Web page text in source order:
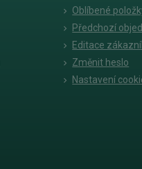
Oblíbené
Předchozí
Editace
Změnit heslo
Nastavení